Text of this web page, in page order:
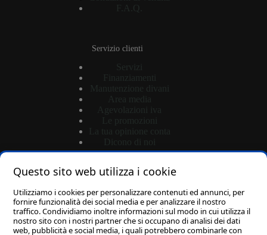
Questo sito web utilizza i cookie
Utilizziamo i cookies per personalizzare contenuti ed annunci, per
fornire funzionalità dei social media e per analizzare il nostro
traffico. Condividiamo inoltre informazioni sul modo in cui utilizza il
nostro sito con i nostri partner che si occupano di analisi dei dati
web, pubblicità e social media, i quali potrebbero combinarle con
Servizio clienti
Login
Password dimenticata?
Carrello